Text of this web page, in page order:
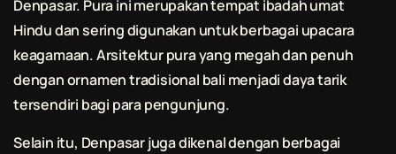
Denpasar. Pura ini merupakan tempat ibadah umat
Hindu dan sering digunakan untuk berbagai upacara
keagamaan. Arsitektur pura yang megah dan penuh
dengan ornamen tradisional bali menjadi daya tarik
tersendiri bagi para pengunjung.
Selain itu, Denpasar juga dikenal dengan berbagai